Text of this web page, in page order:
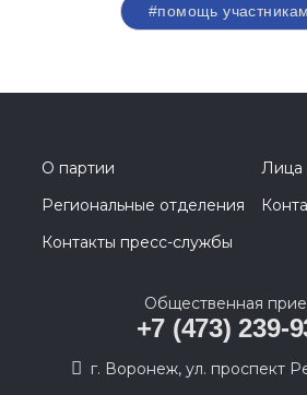
#помощь
О партии
Лица
Региональные отделения
Контакты пресс-службы
Общественная
+7 (473) 239-
г. Воронеж, ул. проспект